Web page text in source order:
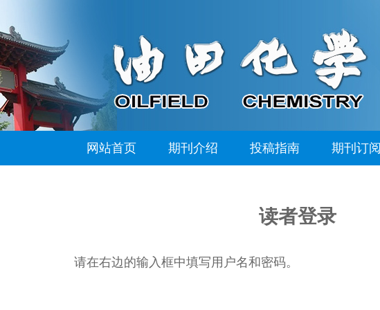
网站首页 期刊介绍 投稿指南 期刊订阅
读者登录
请在右边的输入框中填写用户名和密码。